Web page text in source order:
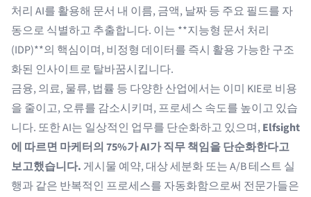
처리 AI를 활용해 문서 내 이름, 금액, 날짜 등 주요 필드를 자
동으로 식별하고 추출합니다. 이는 **지능형 문서 처리
(IDP)**의 핵심이며, 비정형 데이터를 즉시 활용 가능한 구조
화된 인사이트로 탈바꿈시킵니다.
금융, 의료, 물류, 법률 등 다양한 산업에서는 이미 KIE로 비용
을 줄이고, 오류를 감소시키며, 프로세스 속도를 높이고 있습
니다. 또한 AI는 일상적인 업무를 단순화하고 있으며, Elfsight
에 따르면 마케터의 75%가 AI가 직무 책임을 단순화한다고
보고했습니다. 게시물 예약, 대상 세분화 또는 A/B 테스트 실
행과 같은 반복적인 프로세스를 자동화함으로써 전문가들은